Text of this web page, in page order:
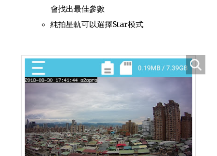
會找出最佳參數
純拍星軌可以選擇Star模式